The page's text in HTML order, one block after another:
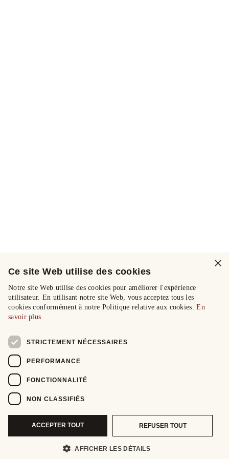
×
Ce site Web utilise des cookies
Notre site Web utilise des cookies pour améliorer l'expérience
utilisateur. En utilisant notre site Web, vous acceptez tous les
cookies conformément à notre Politique relative aux cookies.En
savoir plus
STRICTEMENT NÉCESSAIRES
PERFORMANCE
FONCTIONNALITÉ
NON CLASSIFIÉS
ACCEPTER TOUT REFUSER TOUT
AFFICHER LES DÉTAILS